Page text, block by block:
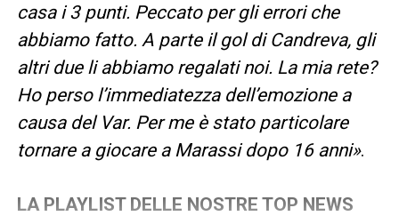
casa i 3 punti. Peccato per gli errori che
abbiamo fatto. A parte il gol di Candreva, gli
altri due li abbiamo regalati noi. La mia rete?
Ho perso l’immediatezza dell’emozione a
causa del Var. Per me è stato particolare
tornare a giocare a Marassi dopo 16 anni».
LA PLAYLIST DELLE NOSTRE TOP NEWS